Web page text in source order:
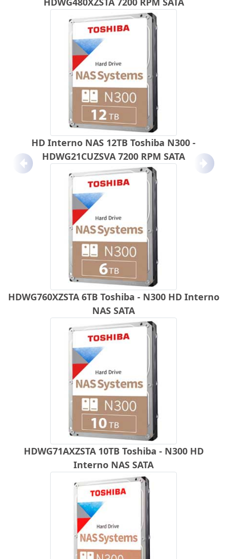
HD Interno NAS 12TB Toshiba N300 -
HDWG21CUZSVA 7200 RPM SATA
HDWG760XZSTA 6TB Toshiba - N300 HD Interno
NAS SATA
HDWG71AXZSTA 10TB Toshiba - N300 HD
Interno NAS SATA
Anterior